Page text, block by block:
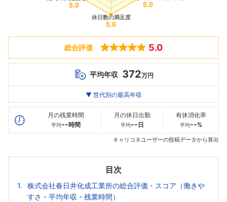
総合評価 5.0
平均年収 372万円
最高年収
20代
--万
30代
372万
--万
▼ 世代別の最高年収
月の残業時間
平均--時間
月の休日出勤
平均-- 日
有休消化率
平均--%
キャリコネユーザーの投稿データから算出
目次
株式会社春日井化成工業所の総合評価・スコア（働きや
すさ・平均年収・残業時間）